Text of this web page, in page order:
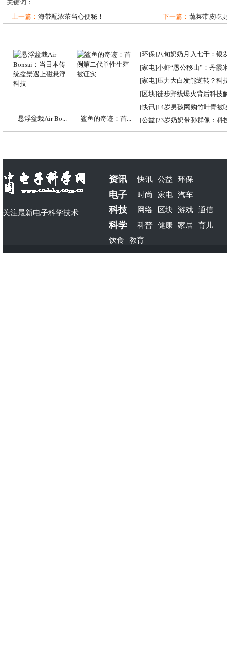
上一篇： 海带配浓茶当心便秘！ 下一篇： 蔬菜带皮吃
悬浮盆栽Air Bo... 鲨鱼的奇迹：首...
[环保]八旬奶奶月入七千：银
[家电]小虾“愚公移山”：丹霞
[家电]压力大白发能逆转？科
[区块]徒步野线爆火背后科技
[快讯]14岁男孩网购竹叶青被
[公益]73岁奶奶带孙群像：科
关注最新电子科学技术
资讯 快讯 公益 环保
电子 时尚 家电 汽车
科技 网络 区块 游戏 通信
科学 科普 健康 家居 育儿
饮食 教育